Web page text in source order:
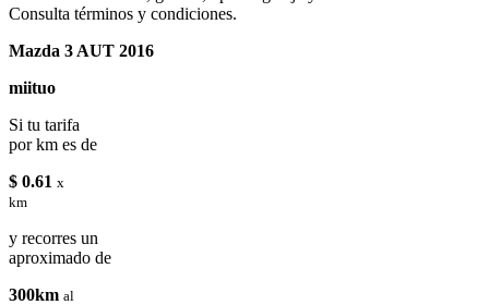
Consulta términos y condiciones.
Mazda 3 AUT 2016
miituo
Si tu tarifa
por km es de
$ 0.61 x
km
y recorres un
aproximado de
300km al